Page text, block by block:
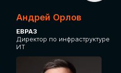
Андрей Орлов
ЕВРАЗ
Директор по инфраструктуре
ИТ